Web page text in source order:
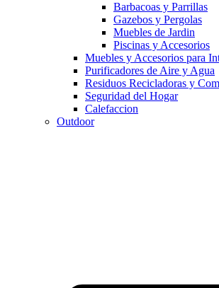
Barbacoas y Parrillas
Gazebos y Pergolas
Muebles de Jardin
Piscinas y Accesorios
Muebles y Accesorios para
Purificadores de Aire y Agua
Residuos Recicladoras y
Seguridad del Hogar
Calefaccion
Outdoor